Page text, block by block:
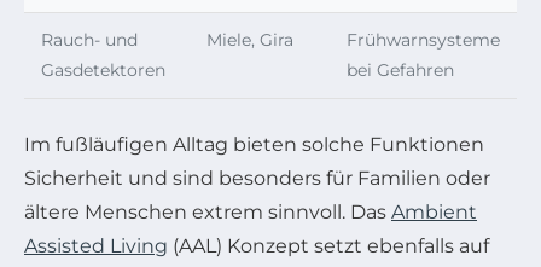
Rauch- und
Gasdetektoren
Miele, Gira
Frühwarnsysteme
bei Gefahren
Im fußläufigen Alltag bieten solche Funktionen
Sicherheit und sind besonders für Familien oder
ältere Menschen extrem sinnvoll. Das Ambient
Assisted Living (AAL) Konzept setzt ebenfalls auf